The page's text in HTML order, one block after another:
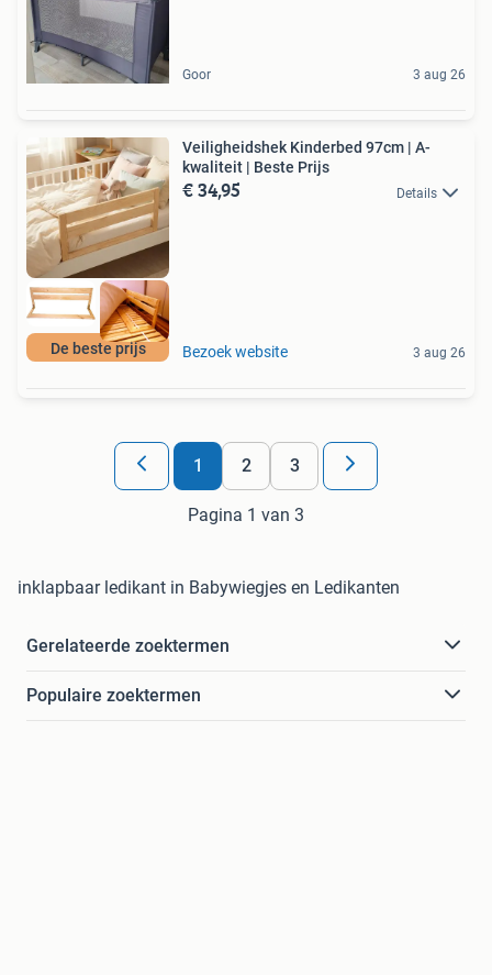
Goor 3 aug 26
De beste prijs
Veiligheidshek Kinderbed 97cm | A-
kwaliteit | Beste Prijs
€ 34,95 Details
Bezoek website 3 aug 26
1 2 3
Pagina 1 van 3
inklapbaar ledikant in Babywiegjes en Ledikanten
Gerelateerde zoektermen
Populaire zoektermen